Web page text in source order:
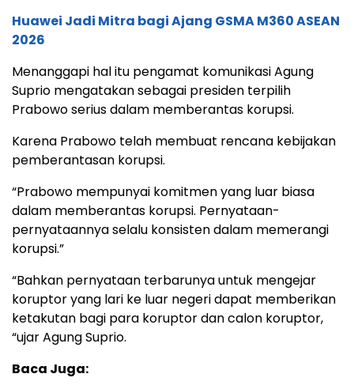
Huawei Jadi Mitra bagi Ajang GSMA M360 ASEAN
2026
Menanggapi hal itu pengamat komunikasi Agung
Suprio mengatakan sebagai presiden terpilih
Prabowo serius dalam memberantas korupsi.
Karena Prabowo telah membuat rencana kebijakan
pemberantasan korupsi.
“Prabowo mempunyai komitmen yang luar biasa
dalam memberantas korupsi. Pernyataan-
pernyataannya selalu konsisten dalam memerangi
korupsi.”
“Bahkan pernyataan terbarunya untuk mengejar
koruptor yang lari ke luar negeri dapat memberikan
ketakutan bagi para koruptor dan calon koruptor,
“ujar Agung Suprio.
Baca Juga: